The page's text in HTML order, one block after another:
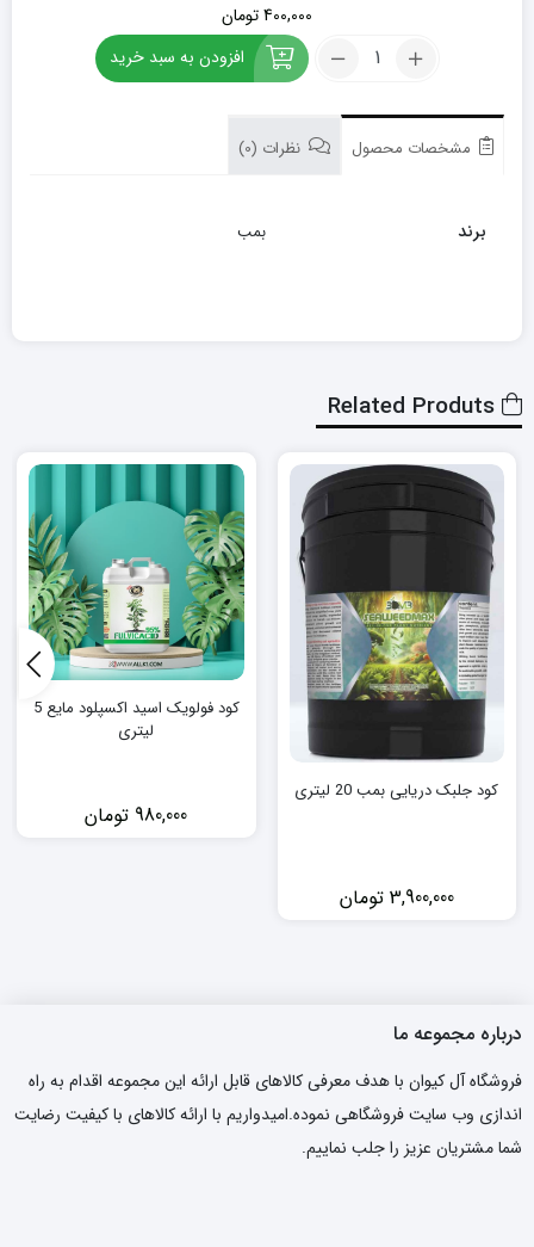
400,000تومان
کود
10
بمب
افزودن به سبد خرید
مشخصات محصول نظرات (0)
برند بمب
کود جلبک دریایی بمب 20 لیتری
3,900,000 تومان
کود فولویک اسید اکسپلود مایع 5
لیتری
980,000 تومان
درباره مجموعه ما
فروشگاه آل کیوان با هدف معرفی کالاهای قابل ارائه این مجموعه اقدام به راه
اندازی وب سایت فروشگاهی نموده.امیدواریم با ارائه کالاهای با کیفیت رضایت
شما مشتریان عزیز را جلب نماییم.